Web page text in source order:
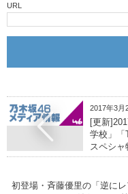
URL
2017年3月
[更新
学校」「
スペシ
初登場・斉藤優里の「逆に